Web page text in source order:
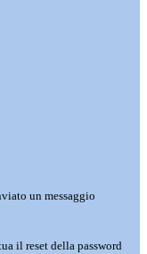
un messaggio
il reset della password